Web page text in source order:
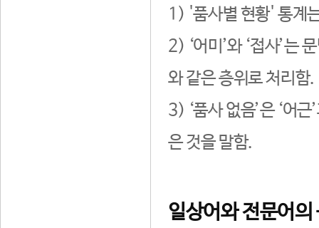
1) '품사별 현황' 통계
2) ‘어미’와 ‘접사’는
와 같은 층위로 처리함.
3) ‘품사 없음’은 ‘어
은 것을 말함.
일상어와 전문어의